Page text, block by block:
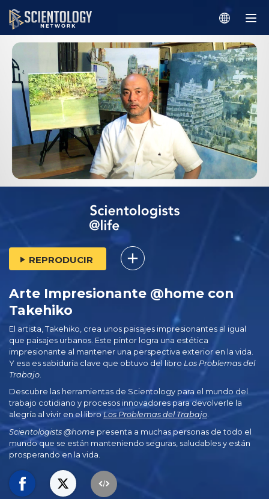
REPRODUCIR
Arte Impresionante @home con
Takehiko
El artista, Takehiko, crea unos paisajes impresionantes al igual
que paisajes urbanos. Este pintor logra una estética
impresionante al mantener una perspectiva exterior en la vida.
Y esa es sabiduría clave que obtuvo del libro Los Problemas del
Trabajo
Descubre las herramientas de Scientology para el mundo del
trabajo cotidiano y procesos innovadores para devolverle la
alegría al vivir en el libroLos Problemas del Trabajo.
Scientologists @home presenta a muchas personas de todo el
mundo que se están manteniendo seguras, saludables y están
prosperando en la vida.